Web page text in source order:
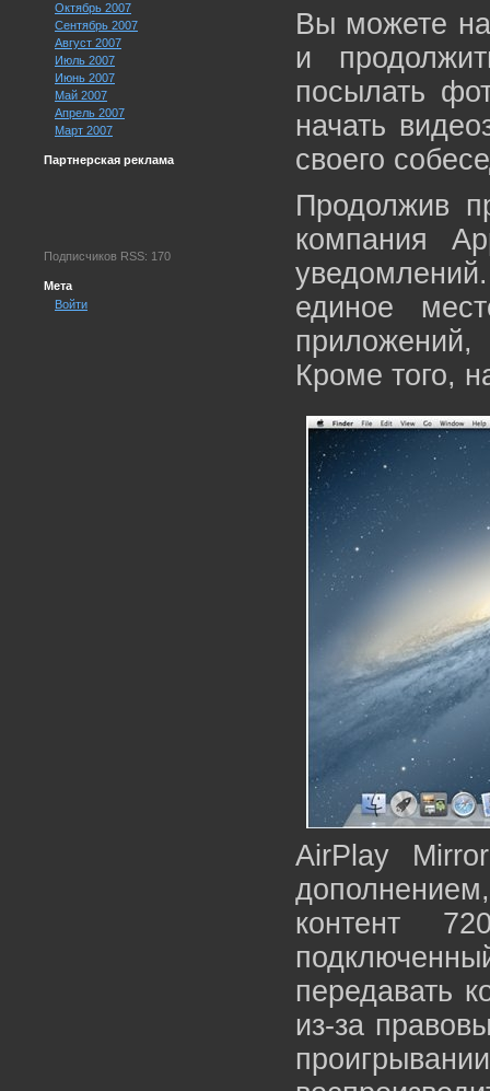
Октябрь 2007
Сентябрь 2007
Август 2007
Июль 2007
Июнь 2007
Май 2007
Апрель 2007
Март 2007
Партнерская реклама
Подписчиков RSS: 170
Мета
Войти
Вы можете
и
посылать
начать
своего
Продолжив
компания
единое
Кроме того,
AirPlay
контент
передавать
из-за